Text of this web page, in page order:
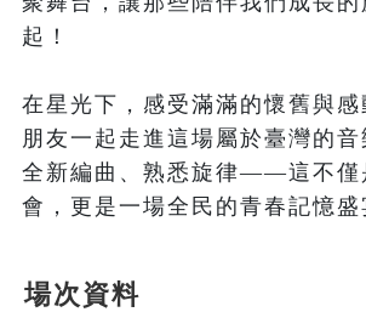
起！
在星光下，感受滿滿的懷舊與感
朋友一起走進這場屬於臺灣的音
全新編曲、熟悉旋律——這不僅
會，更是一場全民的青春記憶盛
場次資料